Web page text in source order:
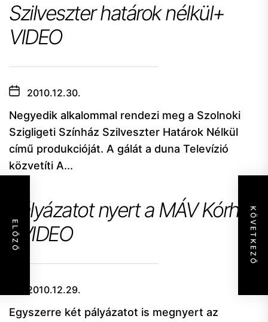
ELŐZŐ KÖVETKEZŐ
Szilveszter határok nélkül+
VIDEO
2010.12.30.
Negyedik alkalommal rendezi meg a Szolnoki
Szigligeti Színház Szilveszter Határok Nélkül
című produkcióját. A gálát a duna Televízió
közvetíti A...
Pályázatot nyert a MÁV Kórház
+VIDEO
2010.12.29.
Egyszerre két pályázatot is megnyert az